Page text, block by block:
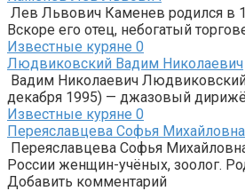
Лев Львович Каменев родился в
Вскоре его отец, небогатый
Известные куряне 0
Людвиковский Вадим Николаевич
Вадим Николаевич
декабря 1995) — джазовый
Известные куряне 0
Переяславцева Софья Михайловна
Переяславцева Софья
России женщин-учёных, зоолог.
Добавить комментарий